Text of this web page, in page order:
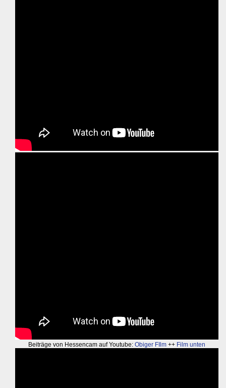
Beiträge von Hessencam auf Youtube:Obiger FIlm ++ Film unten